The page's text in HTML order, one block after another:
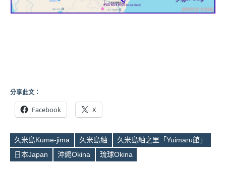
分享此文：
Facebook X
Tags
久米島Kume-jima 久米島紬
久米島紬之里「Yuimaru館」
日本Japan
沖繩Okina 琉球Okina